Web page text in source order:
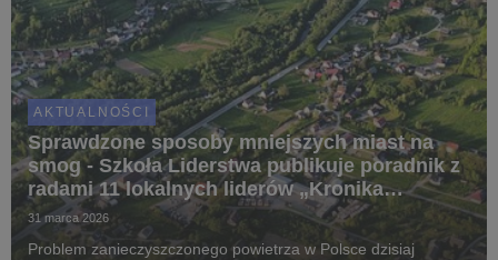
AKTUALNOŚCI
Sprawdzone sposoby mniejszych miast na
smog - Szkoła Liderstwa publikuje poradnik z
radami 11 lokalnych liderów „Kronika
czystego powietrza”
31 marca 2026
Problem zanieczyszczonego powietrza w Polsce dzisiaj